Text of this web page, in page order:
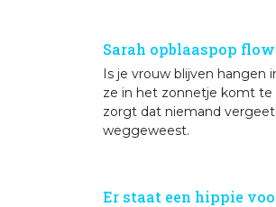
Sarah opblaaspop
Is je vrouw blijven hangen
ze in het zonnetje komt te
zorgt dat niemand vergeet
weggeweest.
Er staat een hippie